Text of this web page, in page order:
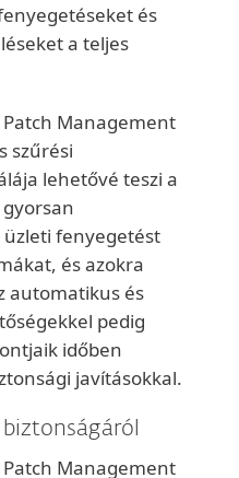
és
a teljes
Patch Management
szűrési
lehetővé teszi a
fenyegetést
és azokra
automatikus és
pedig
időben
javításokkal.
Patch Management